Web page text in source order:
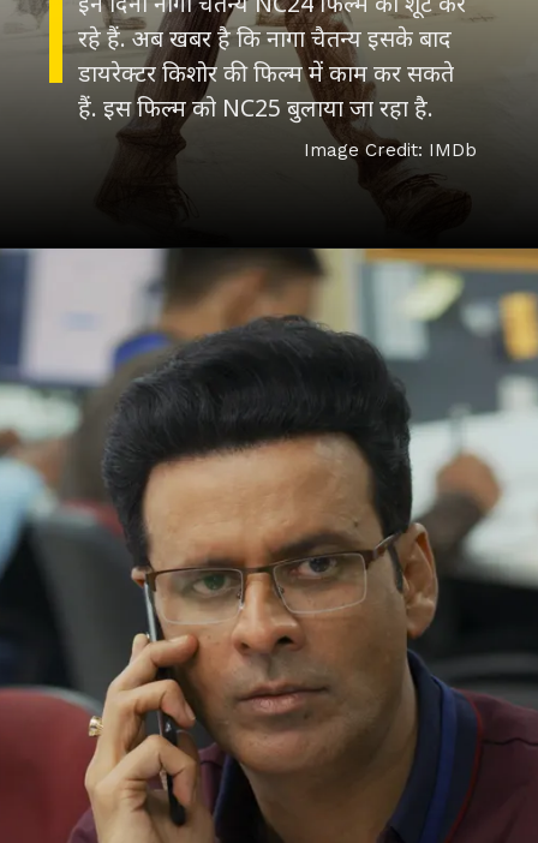
रहे हैं. अब खबर है कि नागा चैतन्य इसके बाद
डायरेक्टर किशोर की फिल्म में काम कर सकते
Image Credit: IMDb